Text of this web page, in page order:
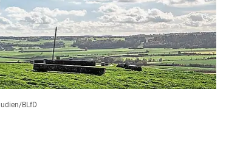
BLfD